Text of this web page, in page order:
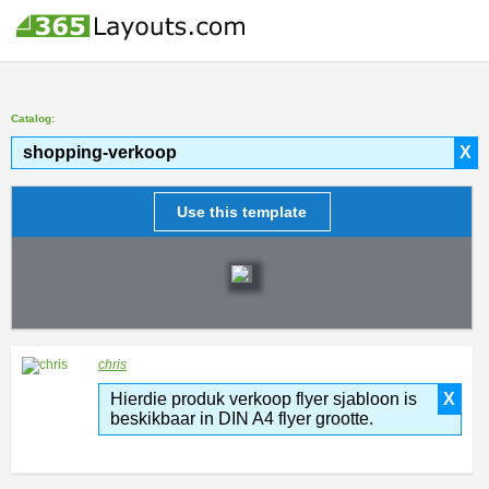
Catalog:
X
shopping-verkoop
Use this template
chris
X
Hierdie produk verkoop flyer sjabloon is
beskikbaar in DIN A4 flyer grootte.